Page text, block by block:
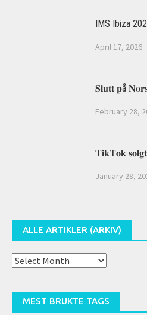
IMS Ibiza
April 17, 2026
𝐒𝐥𝐮𝐭𝐭 𝐩å
February 28,
𝐓𝐢𝐤𝐓𝐨𝐤
January 28,
ALLE ARTIKLER (ARKIV)
Alle
MEST BRUKTE TAGS